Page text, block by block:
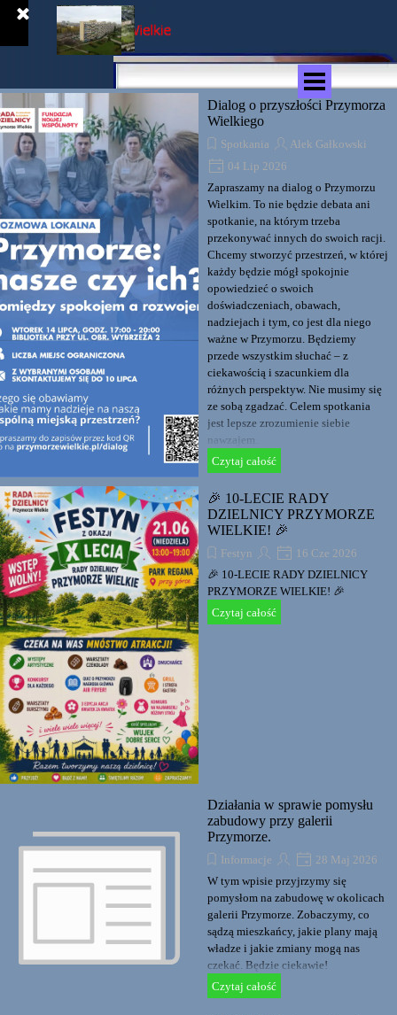
Przejdź do treści
Dialog o przyszłości Przymorza
Wielkiego
Spotkania
Alek Gałkowski
04 Lip 2026
Zapraszamy na dialog o Przymorzu
Wielkim. To nie będzie debata ani
spotkanie, na którym trzeba
przekonywać innych do swoich racji.
Chcemy stworzyć przestrzeń, w której
każdy będzie mógł spokojnie
opowiedzieć o swoich
doświadczeniach, obawach,
nadziejach i tym, co jest dla niego
ważne w Przymorzu. Będziemy
przede wszystkim słuchać – z
ciekawością i szacunkiem dla
różnych perspektyw. Nie musimy się
ze sobą zgadzać. Celem spotkania
jest lepsze zrozumienie siebie
nawzajem.
Czytaj całość
🎉 10-LECIE RADY
DZIELNICY PRZYMORZE
WIELKIE! 🎉
Festyn
16 Cze 2026
🎉 10-LECIE RADY DZIELNICY
PRZYMORZE WIELKIE! 🎉
Czytaj całość
Działania w sprawie pomysłu
zabudowy przy galerii
Przymorze.
Informacje
28 Maj 2026
W tym wpisie przyjrzymy się
pomysłom na zabudowę w okolicach
galerii Przymorze. Zobaczymy, co
sądzą mieszkańcy, jakie plany mają
władze i jakie zmiany mogą nas
czekać. Będzie ciekawie!
Czytaj całość